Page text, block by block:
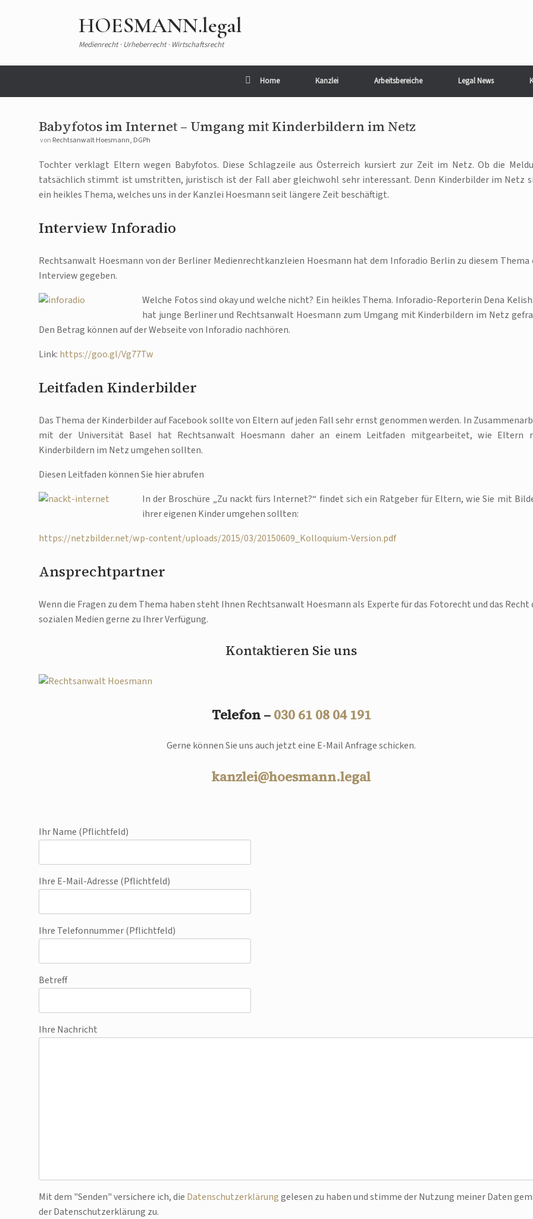
HOESMANN.legal
Medienrecht · Urheberrecht · Wirtschaftsrecht
Home Kanzlei Arbeitsbereiche Legal News
Babyfotos im Internet – Umgang mit Kinderbildern im Netz
von Rechtsanwalt Hoesmann, DGPh
Tochter verklagt Eltern wegen Babyfotos. Diese Schlagzeile aus Österreich kursiert zur Zeit im Netz. Ob die
tatsächlich stimmt ist umstritten, juristisch ist der Fall aber gleichwohl sehr interessant. Denn Kinderbilder im Netz
ein heikles Thema, welches uns in der Kanzlei Hoesmann seit längere Zeit beschäftigt.
Interview Inforadio
Rechtsanwalt Hoesmann von der Berliner Medienrechtkanzleien Hoesmann hat dem Inforadio Berlin zu diesem Thema
Interview gegeben.
Welche Fotos sind okay und welche nicht? Ein heikles Thema. Inforadio-Reporterin Dena
hat junge Berliner und Rechtsanwalt Hoesmann zum Umgang mit Kinderbildern im Netz
Den Betrag können auf der Webseite von Inforadio nachhören.
Link: https://goo.gl/Vg77Tw
Leitfaden Kinderbilder
Das Thema der Kinderbilder auf Facebook sollte von Eltern auf jeden Fall sehr ernst genommen werden. In
mit der Universität Basel hat Rechtsanwalt Hoesmann daher an einem Leitfaden mitgearbeitet, wie Eltern
Kinderbildern im Netz umgehen sollten.
Diesen Leitfaden können Sie hier abrufen
In der Broschüre „Zu nackt fürs Internet?“ findet sich ein Ratgeber für Eltern, wie Sie mit
ihrer eigenen Kinder umgehen sollten:
https://netzbilder.net/wp-content/uploads/2015/03/20150609_Kolloquium-Version.pdf
Ansprechtpartner
Wenn die Fragen zu dem Thema haben steht Ihnen Rechtsanwalt Hoesmann als Experte für das Fotorecht und das Recht
sozialen Medien gerne zu Ihrer Verfügung.
Kontaktieren Sie uns
Telefon – 030 61 08 04 191
Gerne können Sie uns auch jetzt eine E-Mail Anfrage schicken.
kanzlei@hoesmann.legal
Ihr Name (Pflichtfeld)
Ihre E-Mail-Adresse (Pflichtfeld)
Ihre Telefonnummer (Pflichtfeld)
Betreff
Ihre Nachricht
Bitte lasse dieses Feld leer.
Mit dem "Senden" versichere ich, die Datenschutzerklärunggelesen zu haben und stimme der Nutzung meiner Daten
der Datenschutzerklärung zu.